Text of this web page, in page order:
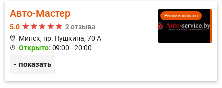
Рекомендовано
Авто-Мастер
5.0
2 отзыва
Минск, пр. Пушкина, 70 А
Открыто: 09:00 - 20:00
- показать